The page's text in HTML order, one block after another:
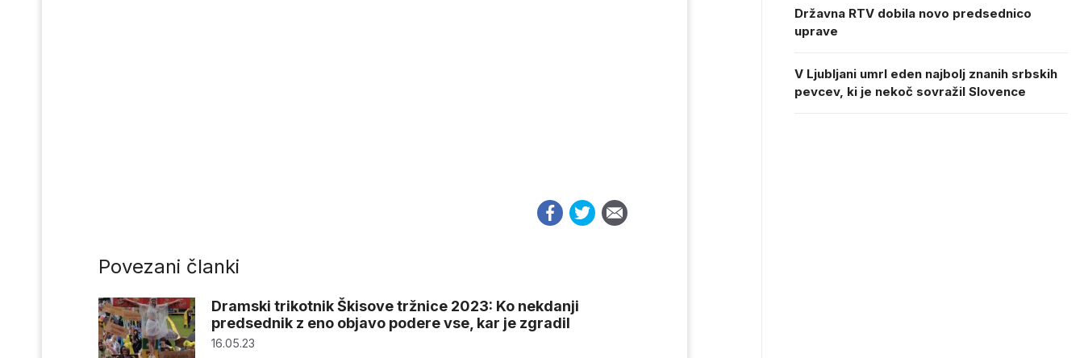
Povezani članki
Dramski trikotnik Škisove tržnice 2023: Ko nekdanji
predsednik z eno objavo podere vse, kar je zgradil
16.05.23
Državna RTV dobila novo predsednico
uprave
V Ljubljani umrl eden najbolj znanih srbskih
pevcev, ki je nekoč sovražil Slovence